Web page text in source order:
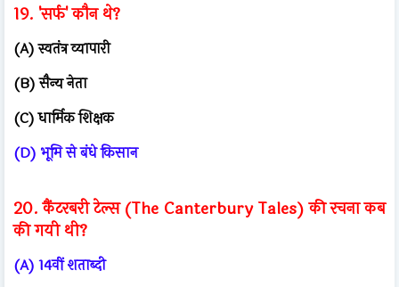
19. 'सर्फ' कौन थे?
(A) स्वतंत्र व्यापारी
(B) सैन्य नेता
(C) धार्मिक शिक्षक
(D) भूमि से बंधे किसान
20. कैंटरबरी टेल्स (The Canterbury Tales) की रचना कब
की गयी थी?
(A) 14वीं शताब्दी